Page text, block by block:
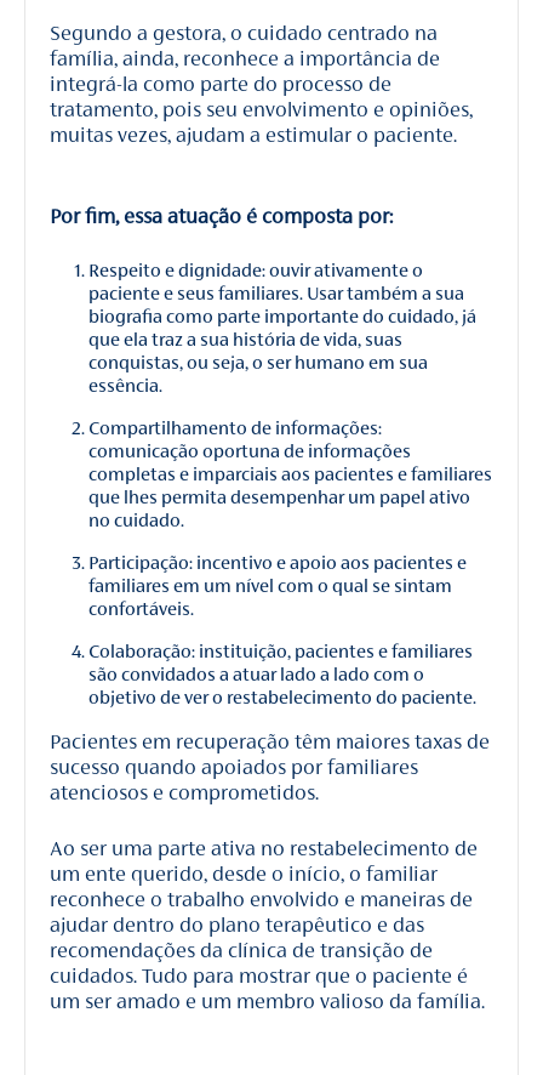
Segundo a gestora, o cuidado centrado na
família, ainda, reconhece a importância de
integrá-la como parte do processo de
tratamento, pois seu envolvimento e opiniões,
muitas vezes, ajudam a estimular o paciente.
Por fim, essa atuação é composta por:
Respeito e dignidade: ouvir ativamente o
paciente e seus familiares. Usar também a sua
biografia como parte importante do cuidado, já
que ela traz a sua história de vida, suas
conquistas, ou seja, o ser humano em sua
essência.
Compartilhamento de informações:
comunicação oportuna de informações
completas e imparciais aos pacientes e familiares
que lhes permita desempenhar um papel ativo
no cuidado.
Participação: incentivo e apoio aos pacientes e
familiares em um nível com o qual se sintam
confortáveis.
Colaboração: instituição, pacientes e familiares
são convidados a atuar lado a lado com o
objetivo de ver o restabelecimento do paciente.
Pacientes em recuperação têm maiores taxas de
sucesso quando apoiados por familiares
atenciosos e comprometidos.
Ao ser uma parte ativa no restabelecimento de
um ente querido, desde o início, o familiar
reconhece o trabalho envolvido e maneiras de
ajudar dentro do plano terapêutico e das
recomendações da clínica de transição de
cuidados. Tudo para mostrar que o paciente é
um ser amado e um membro valioso da família.